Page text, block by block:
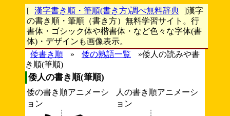
[ 漢字書き順・筆順(書き方)調べ無料辞典 ]漢字
の書き順・筆順（書き方）無料学習サイト。行
書体・ゴシック体や楷書体・など色々な字体(書
体)・デザインも画像表示。
倭書き順
» 倭の熟語一覧
»倭人の読みや書
き順(筆順)
倭人の書き順(筆順)
倭の書き順アニメーシ
ョン
人の書き順アニメーシ
ョン